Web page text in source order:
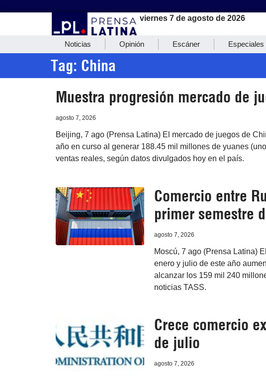
viernes 7 de agosto de 2026
Noticias Opinión Escáner Especiales
Tag: China
Muestra progresión mercado de
agosto 7, 2026
Beijing, 7 ago (Prensa Latina) El mercado de juegos de
año en curso al generar 188.45 mil millones de yuanes
ventas reales, según datos divulgados hoy en el país.
Comercio entre
primer semestre
agosto 7, 2026
Moscú, 7 ago (Prensa Latina)
enero y julio de este año
alcanzar los 159 mil 240
noticias TASS.
Crece comercio
de julio
agosto 7, 2026